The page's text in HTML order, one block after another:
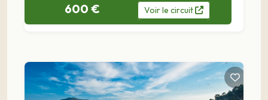
600 € Voirle circuit